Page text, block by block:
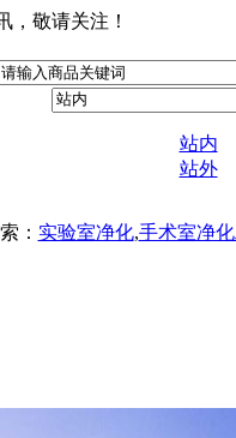
敬请关注！
站内
站外
： 实验室净化,手术室净